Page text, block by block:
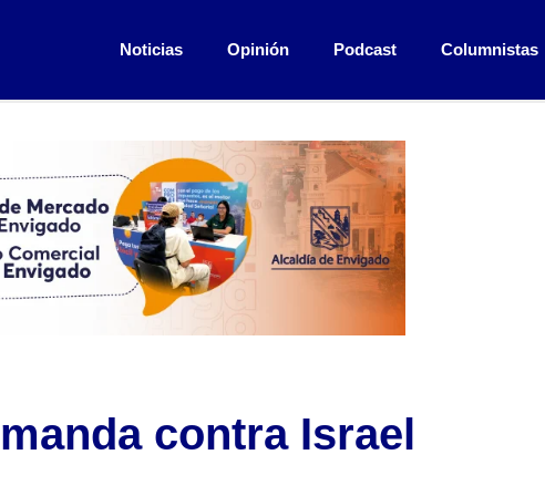
Noticias Opinión Podcast Columnistas
contra Israel